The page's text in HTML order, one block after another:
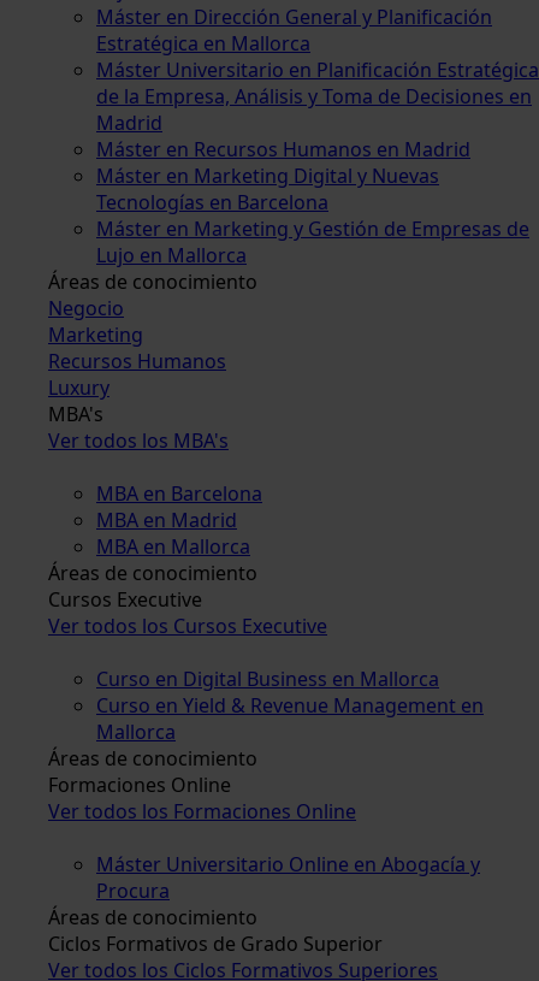
Máster en Dirección General y Planificación
Estratégica en Mallorca
Máster Universitario en Planificación Estratégica
de la Empresa, Análisis y Toma de Decisiones en
Madrid
Máster en Recursos Humanos en Madrid
Máster en Marketing Digital y Nuevas
Tecnologías en Barcelona
Máster en Marketing y Gestión de Empresas de
Lujo en Mallorca
Áreas de conocimiento
Negocio
Marketing
Recursos Humanos
Luxury
MBA's
Ver todos los MBA's
MBA en Barcelona
MBA en Madrid
MBA en Mallorca
Áreas de conocimiento
Cursos Executive
Ver todos los Cursos Executive
Curso en Digital Business en Mallorca
Curso en Yield & Revenue Management en
Mallorca
Áreas de conocimiento
Formaciones Online
Ver todos los Formaciones Online
Máster Universitario Online en Abogacía y
Procura
Áreas de conocimiento
Ciclos Formativos de Grado Superior
Ver todos los Ciclos Formativos Superiores